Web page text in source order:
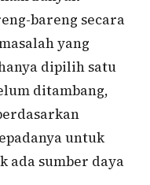
bareng secara
yang
dipilih satu
ditambang,
untuk
ada sumber daya